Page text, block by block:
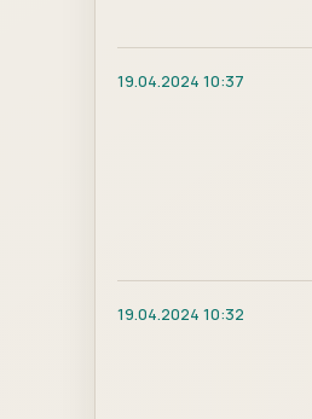
19.04.2024 10:37
19.04.2024 10:32